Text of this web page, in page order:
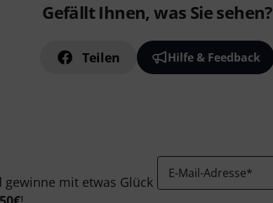
Gefällt Ihnen, was Sie sehen?
Teilen Hilfe & Feedback
mit etwas Glück
E-Mail-Adresse*